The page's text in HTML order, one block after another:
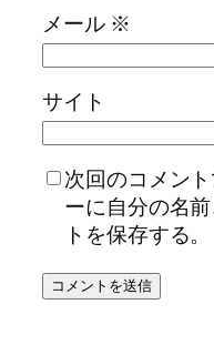
メール ※
サイト
次回のコメン
ーに自分の名
トを保存する。